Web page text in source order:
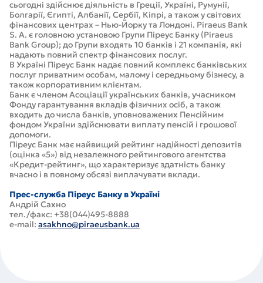
сьогодні здійснює діяльність в Греції, Україні, Румунії,
Болгарії, Єгипті, Албанії, Сербії, Кіпрі, а також у світових
фінансових центрах – Нью-Йорку та Лондоні. Piraeus Bank
S. A. є головною установою Групи Піреус Банку (Piraeus
Bank Group); до Групи входять 10 банків і 21 компанія, які
надають повний спектр фінансових послуг.
В Україні Піреус Банк надає повний комплекс банківських
послуг приватним особам, малому і середньому бізнесу, а
також корпоративним клієнтам.
Банк є членом Асоціації українських банків, учасником
Фонду гарантування вкладів фізичних осіб, а також
входить до числа банків, уповноважених Пенсійним
фондом України здійснювати виплату пенсій і грошової
допомоги.
Піреус Банк має найвищий рейтинг надійності депозитів
(оцінка «5») від незалежного рейтингового агентства
«Кредит-рейтинг», що характеризує здатність банку
вчасно і в повному обсязі виплачувати вклади.
Прес-служба Піреус Банку в Україні
Андрій Сахно
тел./факс: +38(044)495-8888
e-mail: asakhno@piraeusbank.ua